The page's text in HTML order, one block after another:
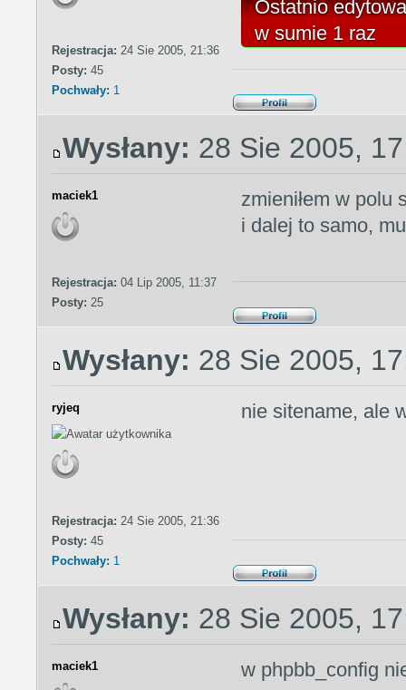
Rejestracja: 24 Sie 2005, 21:36
Posty: 45
Pochwały: 1
Ostatnio
w sumie 1 raz
Wysłany: 28 Sie 2005,
maciek1
Rejestracja: 04 Lip 2005, 11:37
Posty: 25
zmieniłem w polu
i dalej to samo,
Wysłany: 28 Sie 2005,
ryjeq
Rejestracja: 24 Sie 2005, 21:36
Posty: 45
Pochwały: 1
nie sitename, ale
Wysłany: 28 Sie 2005,
maciek1 w phpbb_config